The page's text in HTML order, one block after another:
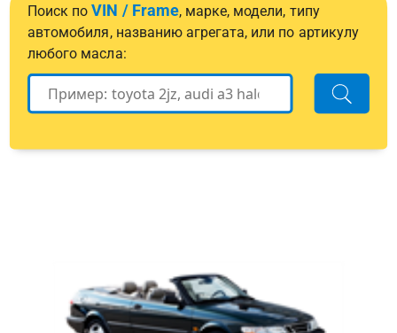
Поиск поVIN / Frame, марке, модели, типу
автомобиля, названию агрегата, или по артикулу
любого масла: